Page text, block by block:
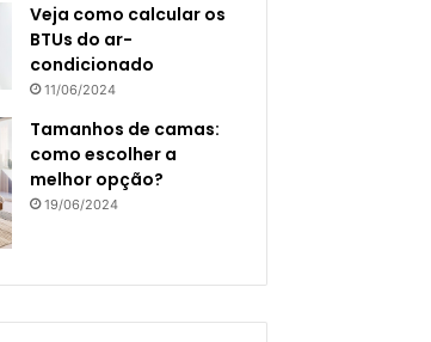
Veja como calcular os
BTUs do ar-
condicionado
11/06/2024
Tamanhos de camas:
como escolher a
melhor opção?
19/06/2024